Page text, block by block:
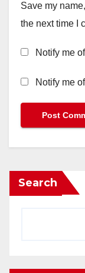
Save my
the next time I
Notify me
Notify me
Search